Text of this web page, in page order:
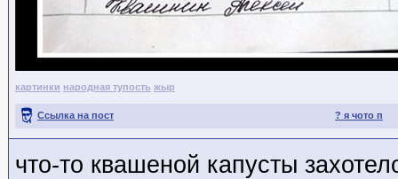
картинки народная тупость жыр
? я чото п
Ссылка на пост
что-то квашеной капусты